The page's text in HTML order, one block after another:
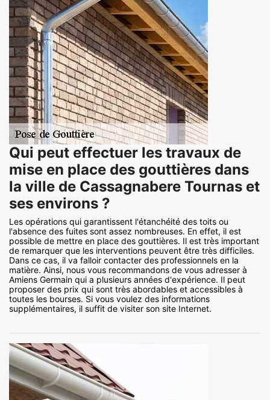
Qui peut effectuer les travaux de
mise en place des gouttières dans
la ville de Cassagnabere Tournas et
ses environs ?
Les opérations qui garantissent l'étanchéité des toits ou
l'absence des fuites sont assez nombreuses. En effet, il est
possible de mettre en place des gouttières. Il est très important
de remarquer que les interventions peuvent être très difficiles.
Dans ce cas, il va falloir contacter des professionnels en la
matière. Ainsi, nous vous recommandons de vous adresser à
Amiens Germain qui a plusieurs années d'expérience. Il peut
proposer des prix qui sont très abordables et accessibles à
toutes les bourses. Si vous voulez des informations
supplémentaires, il suffit de visiter son site Internet.